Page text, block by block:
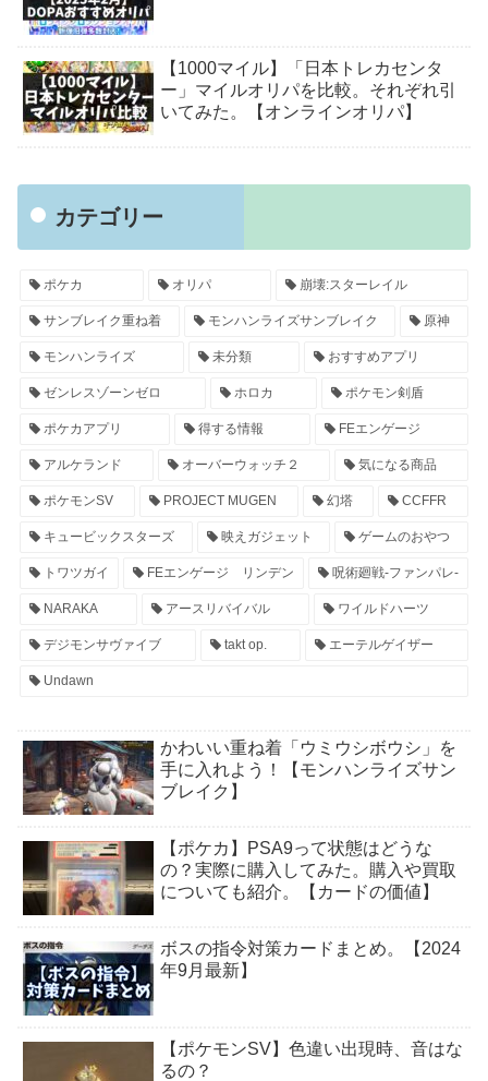
【1000マイル】「日本トレカセンタ
ー」マイルオリパを比較。それぞれ引
いてみた。【オンラインオリパ】
カテゴリー
ポケカ オリパ 崩壊:スターレイル
サンブレイク重ね着 モンハンライズサンブレイク 原神
モンハンライズ 未分類 おすすめアプリ
ゼンレスゾーンゼロ ホロカ ポケモン剣盾
ポケカアプリ 得する情報 FEエンゲージ
アルケランド オーバーウォッチ２ 気になる商品
ポケモンSV PROJECT MUGEN 幻塔 CCFFR
キュービックスターズ 映えガジェット ゲームのおやつ
トワツガイ FEエンゲージ リンデン 呪術廻戦-ファンパレ-
NARAKA アースリバイバル ワイルドハーツ
デジモンサヴァイブ takt op. エーテルゲイザー
Undawn
かわいい重ね着「ウミウシボウシ」を
手に入れよう！【モンハンライズサン
ブレイク】
【ポケカ】PSA9って状態はどうな
の？実際に購入してみた。購入や買取
についても紹介。【カードの価値】
ボスの指令対策カードまとめ。【2024
年9月最新】
【ポケモンSV】色違い出現時、音はな
るの？